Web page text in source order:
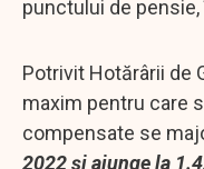
punctului de
Potrivit Hotărârii de
maxim pentru care
compensate se
2022 și ajunge la